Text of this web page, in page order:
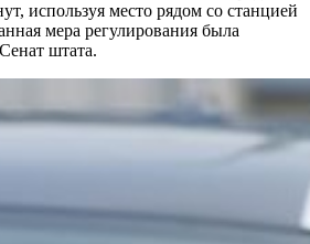
используя место рядом со станцией
мера регулирования была
штата.